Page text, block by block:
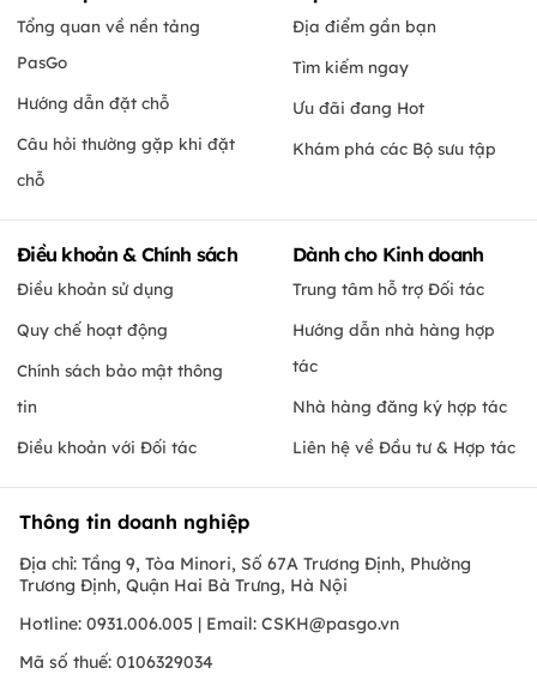
Tổng quan về nền tảng
PasGo
Hướng dẫn đặt chỗ
Câu hỏi thường gặp khi đặt
chỗ
Địa điểm gần bạn
Tìm kiếm ngay
Ưu đãi đang Hot
Khám phá các Bộ sưu tập
Điều khoản & Chính sách
Điều khoản sử dụng
Quy chế hoạt động
Chính sách bảo mật thông
tin
Điều khoản với Đối tác
Dành cho Kinh doanh
Trung tâm hỗ trợ Đối tác
Hướng dẫn nhà hàng hợp
tác
Nhà hàng đăng ký hợp tác
Liên hệ về Đầu tư & Hợp tác
Thông tin doanh nghiệp
Địa chỉ: Tầng 9, Tòa Minori, Số 67A Trương Định, Phường
Trương Định, Quận Hai Bà Trưng, Hà Nội
Hotline: 0931.006.005 | Email: CSKH@pasgo.vn
Mã số thuế: 0106329034